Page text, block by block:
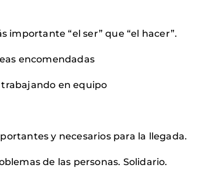
importante “el ser” que “el hacer”.
encomendadas
en equipo
y necesarios para la llegada.
de las personas. Solidario.